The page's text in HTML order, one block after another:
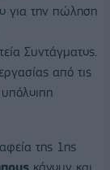
για την πώληση
Συντάγματος.
από τις
της 1ης